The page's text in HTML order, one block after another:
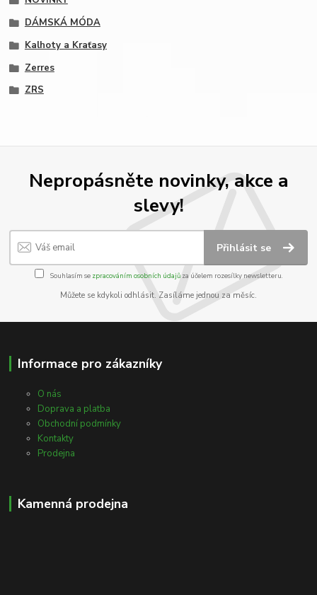
DÁMSKÁ MÓDA
Kalhoty a Kraťasy
Zerres
ZRS
Nepropásněte novinky, akce a
slevy!
Přihlásit se
Souhlasím se zpracováním osobních údajůza účelem rozesílky newsletteru.
Můžete se kdykoli odhlásit. Zasíláme jednou za měsíc.
Informace pro zákazníky
O nás
Doprava a platba
Obchodní podmínky
Kontakty
Prodejna
Kamenná prodejna